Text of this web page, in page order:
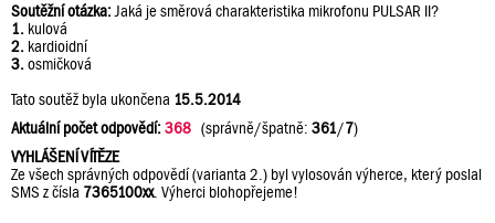
Soutěžní otázka: Jaká je směrová charakteristika mikrofonu PULSAR II?
1. kulová
2. kardioidní
3. osmičková
Tato soutěž byla ukončena 15.5.2014
Aktuální počet odpovědí:368 (správně/špatně: 361/7)
VYHLÁŠENÍ VÍTĚZE
Ze všech správných odpovědí (varianta 2.) byl vylosován výherce, který poslal
SMS z čísla 7365100xx. Výherci blohopřejeme!